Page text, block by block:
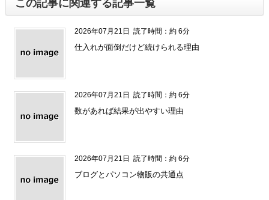
この記事に関連する記事一覧
2026年07月21日 読了時間：約 6分
仕入れが面倒だけど続けられる理由
2026年07月21日 読了時間：約 6分
数があれば結果が出やすい理由
2026年07月21日 読了時間：約 6分
ブログとパソコン物販の共通点